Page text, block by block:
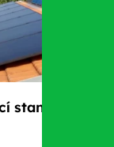
stanici -